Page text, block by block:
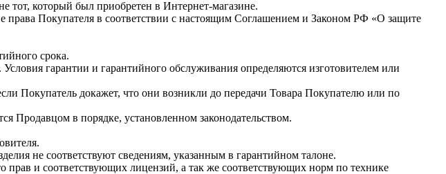
тот, который был приобретен в Интернет-магазине.
права Покупателя в соответствии с настоящим Соглашением и Законом РФ «О защите
срока.
гарантии и гарантийного обслуживания определяются изготовителем или
Покупатель докажет, что они возникли до передачи Товара Покупателю или по
Продавцом в порядке, установленном законодательством.
не соответствуют сведениям, указанным в гарантийном талоне.
и соответствующих лицензий, а так же соответствующих норм по технике